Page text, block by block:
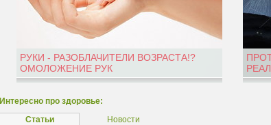
РУКИ - РАЗОБЛАЧИТЕЛИ ВОЗРАСТА!?
ОМОЛОЖЕНИЕ РУК
Интересно про здоровье:
Статьи
Новости